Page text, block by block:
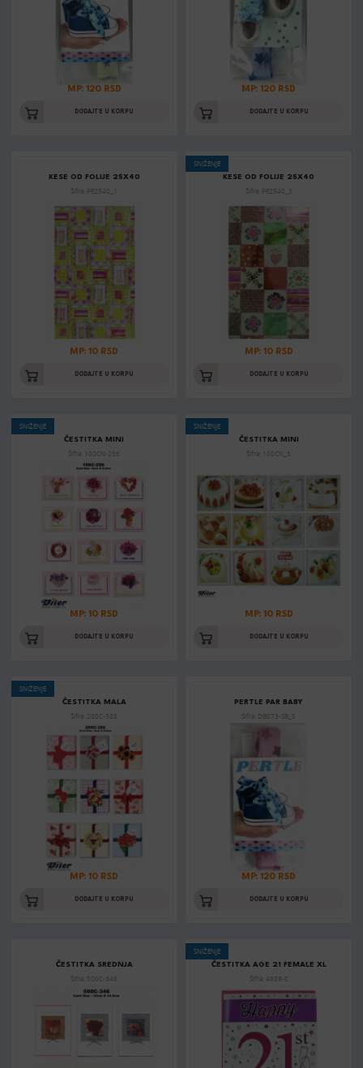
MP: 120 RSD
DODAJTE U KORPU
MP: 120 RSD
DODAJTE U KORPU
KESE OD FOLIJE 25X40
Šifra: PE2540_1
MP: 10 RSD
DODAJTE U KORPU
SNIŽENJE
KESE OD FOLIJE 25X40
Šifra: PE2540_3
MP: 10 RSD
DODAJTE U KORPU
SNIŽENJE
ČESTITKA MINI
Šifra: 100CN-256
MP: 10 RSD
DODAJTE U KORPU
SNIŽENJE
ČESTITKA MINI
Šifra: 100CN_5
MP: 10 RSD
DODAJTE U KORPU
SNIŽENJE
ČESTITKA MALA
Šifra: 200C-388
MP: 10 RSD
DODAJTE U KORPU
PERTLE PAR BABY
Šifra: DB073-SB_5
MP: 120 RSD
DODAJTE U KORPU
ČESTITKA SREDNJA
Šifra: 500C-346
SNIŽENJE
ČESTITKA AGE 21 FEMALE XL
Šifra: 4989-C